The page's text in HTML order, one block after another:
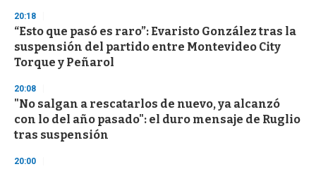
20:18
“Esto que pasó es raro”: Evaristo González tras la
suspensión del partido entre Montevideo City
Torque y Peñarol
20:08
"No salgan a rescatarlos de nuevo, ya alcanzó
con lo del año pasado": el duro mensaje de Ruglio
tras suspensión
20:00